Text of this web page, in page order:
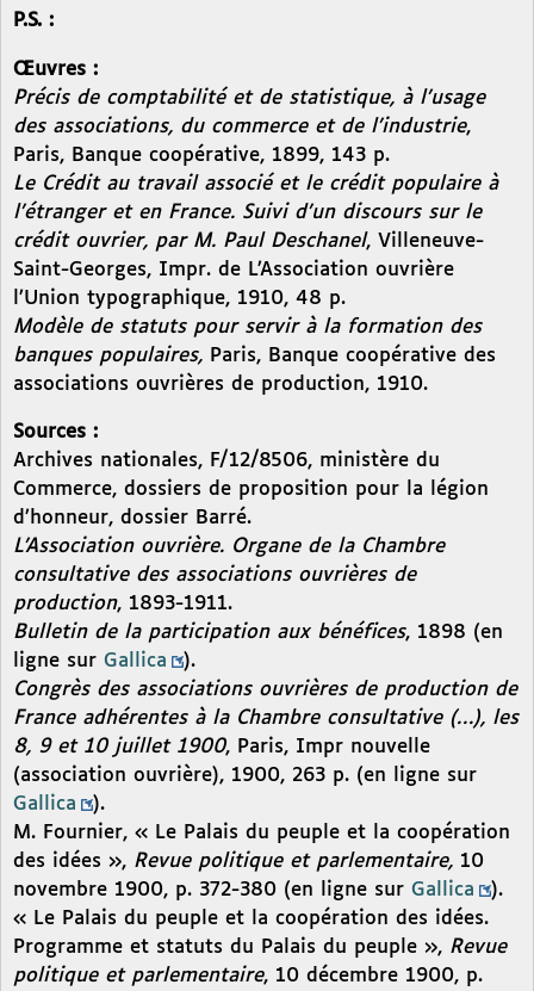
P.S. :
Œuvres :
Précis de comptabilité et de statistique, à l’usage
des associations, du commerce et de l’industrie,
Paris, Banque coopérative, 1899, 143 p.
Le Crédit au travail associé et le crédit populaire à
l’étranger et en France. Suivi d’un discours sur le
crédit ouvrier, par M. Paul Deschanel, Villeneuve-
Saint-Georges, Impr. de L’Association ouvrière
l’Union typographique, 1910, 48 p.
Modèle de statuts pour servir à la formation des
banques populaires, Paris, Banque coopérative des
associations ouvrières de production, 1910.
Sources :
Archives nationales, F/12/8506, ministère du
Commerce, dossiers de proposition pour la légion
d’honneur, dossier Barré.
L’Association ouvrière. Organe de la Chambre
consultative des associations ouvrières de
production, 1893-1911.
Bulletin de la participation aux bénéfices, 1898 (en
ligne sur Gallica
).
Congrès des associations ouvrières de production de
France adhérentes à la Chambre consultative (…), les
8, 9 et 10 juillet 1900, Paris, Impr nouvelle
(association ouvrière), 1900, 263 p. (en ligne sur
Gallica
).
M. Fournier, « Le Palais du peuple et la coopération
des idées », Revue politique et parlementaire, 10
novembre 1900, p. 372-380 (en ligne sur Gallica
).
« Le Palais du peuple et la coopération des idées.
Programme et statuts du Palais du peuple », Revue
politique et parlementaire, 10 décembre 1900, p.